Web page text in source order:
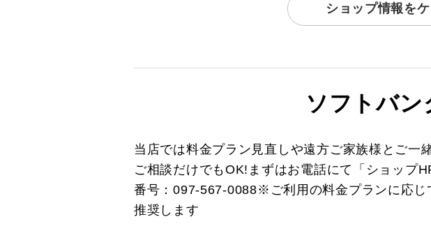
ショップ情報を
ソフトバン
当店では料金プラン見直しや遠方ご家族様とご一
ご相談だけでもOK!まずはお電話にて「ショップ
番号：097-567-0088※ご利用の料金プランに応
推奨します